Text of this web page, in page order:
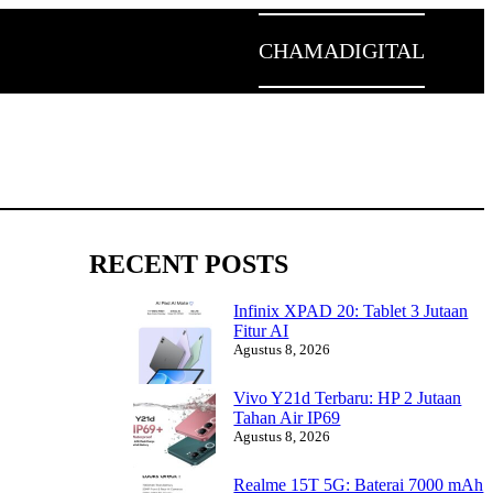
CHAMADIGITAL
RECENT POSTS
Infinix XPAD 20: Tablet 3 Jutaan
Fitur AI
Agustus 8, 2026
Vivo Y21d Terbaru: HP 2 Jutaan
Tahan Air IP69
Agustus 8, 2026
Realme 15T 5G: Baterai 7000 mAh